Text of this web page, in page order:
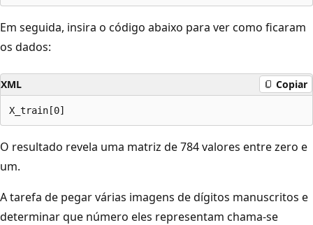
Em seguida, insira o código abaixo para ver como ficaram
os dados:
XML Copiar
O resultado revela uma matriz de 784 valores entre zero e
um.
A tarefa de pegar várias imagens de dígitos manuscritos e
determinar que número eles representam chama-se